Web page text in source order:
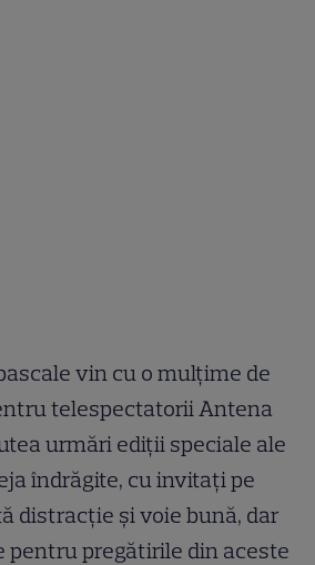
vin cu o mulțime de
telespectatorii Antena
urmări ediții speciale ale
îndrăgite, cu invitați pe
distracție și voie bună, dar
pentru pregătirile din aceste